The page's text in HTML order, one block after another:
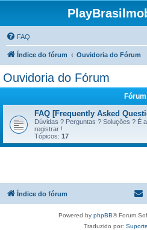
FAQ
Índice do fórum Ouvidoria do Fórum
Ouvidoria do Fórum
Fórum
FAQ [Frequently Asked
Dúvidas ? Perguntas ? Soluções ? É
registrar !
Tópicos: 17
Índice do fórum
Powered by phpBB® Forum
Traduzido por: